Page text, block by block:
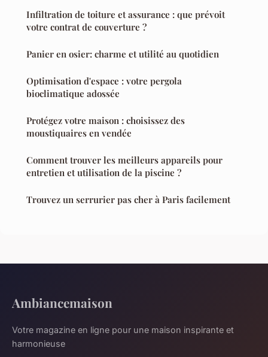
Infiltration de toiture et assurance : que prévoit
votre contrat de couverture ?
Panier en osier: charme et utilité au quotidien
Optimisation d'espace : votre pergola
bioclimatique adossée
Protégez votre maison : choisissez des
moustiquaires en vendée
Comment trouver les meilleurs appareils pour
entretien et utilisation de la piscine ?
Trouvez un serrurier pas cher à Paris facilement
Ambiancemaison
Votre magazine en ligne pour une maison inspirante et
harmonieuse